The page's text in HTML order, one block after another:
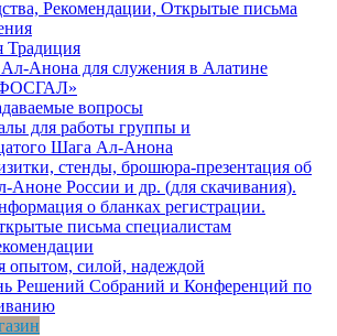
Рекомендации, Открытые письма
Традиция
Анона для служения в Алатине
вопросы
для работы группы и
Шага Ал-Анона
стенды, брошюра-презентация об
Аноне России и др. (для скачивания).
о бланках регистрации.
письма специалистам
опытом, силой, надеждой
Решений Собраний и Конференций по